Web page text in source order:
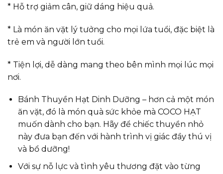
* Hỗ trợ giảm cân, giữ dáng hiệu quả.
* Là món ăn vặt lý tưởng cho mọi lứa tuổi, đặc biệt là
trẻ em và người lớn tuổi.
* Tiện lợi, dễ dàng mang theo bên mình mọi lúc mọi
nơi.
Bánh Thuyền Hạt Dinh Dưỡng – hơn cả một món
ăn vặt, đó là món quà sức khỏe mà COCO HẠT
muốn dành cho bạn. Hãy để chiếc thuyền nhỏ
này đưa bạn đến với hành trình vị giác đầy thú vị
và bổ dưỡng!
Với sự nỗ lực và tình yêu thương đặt vào từng